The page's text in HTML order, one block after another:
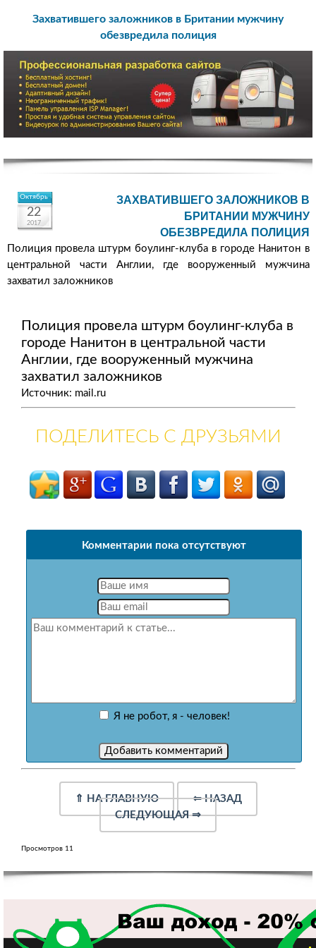
Захватившего заложников в Британии мужчину
обезвредила полиция
Октябрь
22
2017
ЗАХВАТИВШЕГО ЗАЛОЖНИКОВ В
БРИТАНИИ МУЖЧИНУ
ОБЕЗВРЕДИЛА ПОЛИЦИЯ
Полиция провела штурм боулинг-клуба в городе Нанитон в
центральной части Англии, где вооруженный мужчина
захватил заложников
Полиция провела штурм боулинг-клуба в
городе Нанитон в центральной части
Англии, где вооруженный мужчина
захватил заложников
Источник: mail.ru
ПОДЕЛИТЕСЬ С ДРУЗЬЯМИ
Комментарии пока отсутствуют
Я не робот, я - человек!
⇑ НА ГЛАВНУЮ ⇐НАЗАД
СЛЕДУЮЩАЯ⇒
Просмотров 11